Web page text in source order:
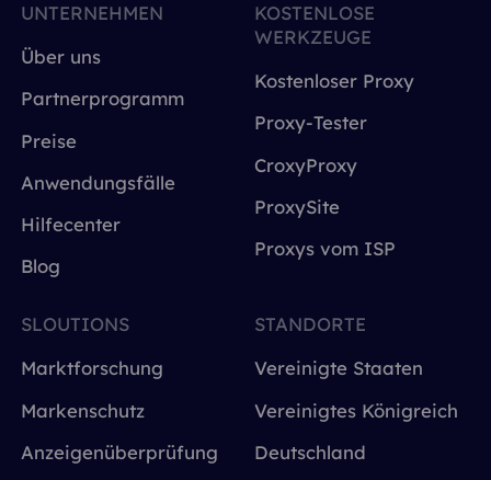
UNTERNEHMEN
Über uns
Partnerprogramm
Preise
Anwendungsfälle
Hilfecenter
Blog
KOSTENLOSE
WERKZEUGE
Kostenloser Proxy
Proxy-Tester
CroxyProxy
ProxySite
Proxys vom ISP
SLOUTIONS
Marktforschung
Markenschutz
Anzeigenüberprüfung
STANDORTE
Vereinigte Staaten
Vereinigtes Königreich
Deutschland